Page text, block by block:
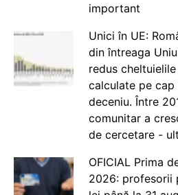
important
Unici în UE:
din întreaga
redus
calculate pe
deceniu. Între
comunitar a
de cercetare -
OFICIAL Prima
2026: profesorii